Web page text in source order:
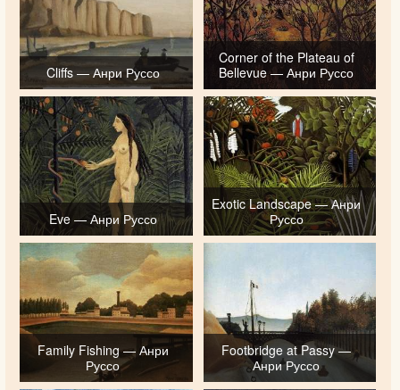
Cliffs — Анри Руссо
Corner of the Plateau of
Bellevue — Анри Руссо
Eve — Анри Руссо
Exotic Landscape — Анри
Руссо
Family Fishing — Анри
Руссо
Footbridge at Passy —
Анри Руссо